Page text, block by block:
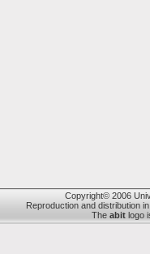
Copyright© 2006
Reproduction and distribution
The abit logo